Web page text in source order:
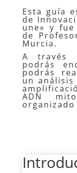
Esta guía
de
une» y
de
Murcia.
A través
podrás
podrás
un
ADN